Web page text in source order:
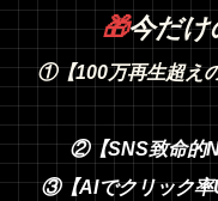
🎁今だけ
①【100万再生超え
②【SNS致命的
③【AIでクリック率